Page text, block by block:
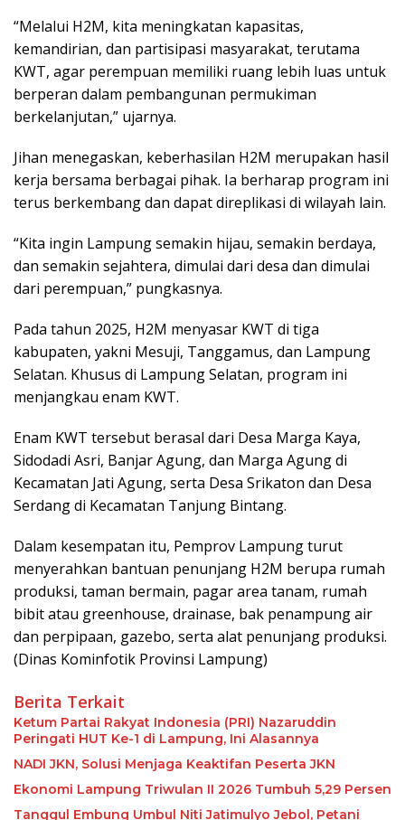
“Melalui H2M, kita meningkatan kapasitas,
kemandirian, dan partisipasi masyarakat, terutama
KWT, agar perempuan memiliki ruang lebih luas untuk
berperan dalam pembangunan permukiman
berkelanjutan,” ujarnya.
Jihan menegaskan, keberhasilan H2M merupakan hasil
kerja bersama berbagai pihak. Ia berharap program ini
terus berkembang dan dapat direplikasi di wilayah lain.
“Kita ingin Lampung semakin hijau, semakin berdaya,
dan semakin sejahtera, dimulai dari desa dan dimulai
dari perempuan,” pungkasnya.
Pada tahun 2025, H2M menyasar KWT di tiga
kabupaten, yakni Mesuji, Tanggamus, dan Lampung
Selatan. Khusus di Lampung Selatan, program ini
menjangkau enam KWT.
Enam KWT tersebut berasal dari Desa Marga Kaya,
Sidodadi Asri, Banjar Agung, dan Marga Agung di
Kecamatan Jati Agung, serta Desa Srikaton dan Desa
Serdang di Kecamatan Tanjung Bintang.
Dalam kesempatan itu, Pemprov Lampung turut
menyerahkan bantuan penunjang H2M berupa rumah
produksi, taman bermain, pagar area tanam, rumah
bibit atau greenhouse, drainase, bak penampung air
dan perpipaan, gazebo, serta alat penunjang produksi.
(Dinas Kominfotik Provinsi Lampung)
Berita Terkait
Ketum Partai Rakyat Indonesia (PRI) Nazaruddin
Peringati HUT Ke-1 di Lampung, Ini Alasannya
NADI JKN, Solusi Menjaga Keaktifan Peserta JKN
Ekonomi Lampung Triwulan II 2026 Tumbuh 5,29 Persen
Tanggul Embung Umbul Niti Jatimulyo Jebol, Petani